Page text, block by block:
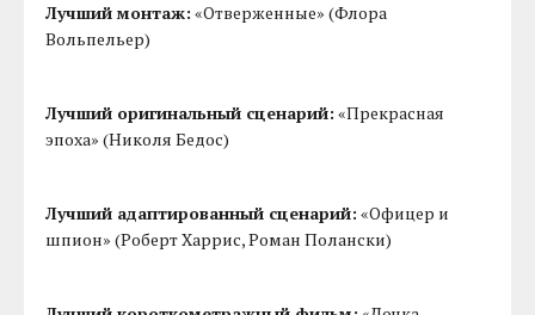
Лучший монтаж: «Отверженные» (Флора
Вольпельер)
Лучший оригинальный сценарий: «Прекрасная
эпоха» (Николя Бедос)
Лучший адаптированный сценарий: «Офицер и
шпион» (Роберт Харрис, Роман Полански)